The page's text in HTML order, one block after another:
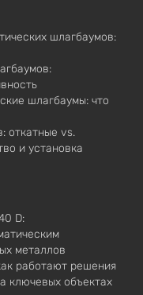
шлагбаумов:
шлагбаумы: что
откатные vs.
и установка
D:
металлов
работают решения
ключевых объектах